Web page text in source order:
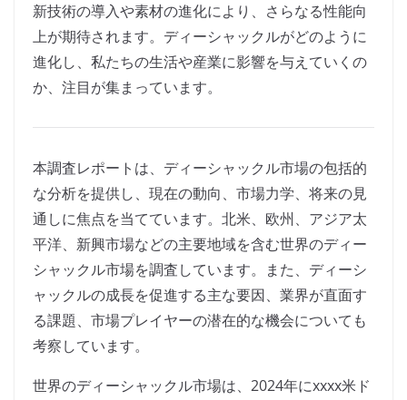
新技術の導入や素材の進化により、さらなる性能向
上が期待されます。ディーシャックルがどのように
進化し、私たちの生活や産業に影響を与えていくの
か、注目が集まっています。
本調査レポートは、ディーシャックル市場の包括的
な分析を提供し、現在の動向、市場力学、将来の見
通しに焦点を当てています。北米、欧州、アジア太
平洋、新興市場などの主要地域を含む世界のディー
シャックル市場を調査しています。また、ディーシ
ャックルの成長を促進する主な要因、業界が直面す
る課題、市場プレイヤーの潜在的な機会についても
考察しています。
世界のディーシャックル市場は、2024年にxxxx米ド